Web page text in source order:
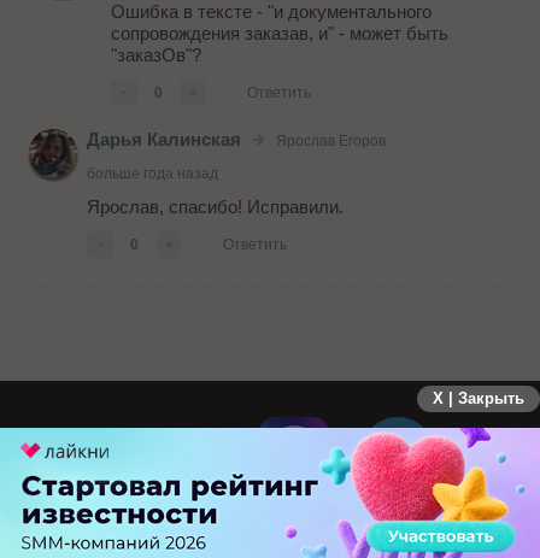
Ошибка в тексте - "и документального
сопровождения заказав, и" - может быть
"заказОв"?
0 Ответить
Дарья Калинская
Ярослав Егоров
больше года назад
Ярослав, спасибо! Исправили.
0 Ответить
X | Закрыть
ПЕРЕЙТИ НА ПОЛНУЮ ВЕРСИЮ